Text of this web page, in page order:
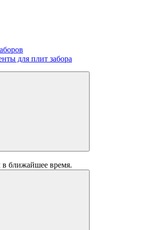
для плит забора
ближайшее время.